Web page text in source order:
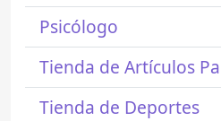
Psicólogo
Tienda de Artículos
Tienda de Deportes